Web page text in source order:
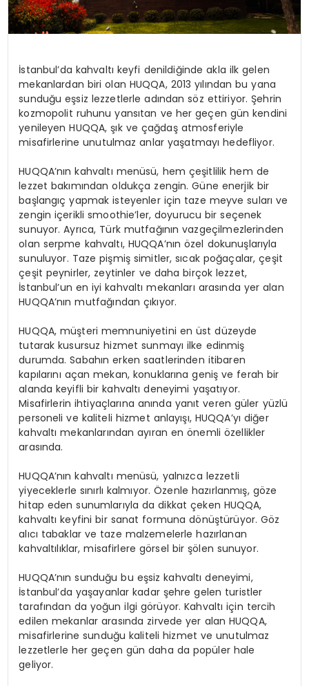
İstanbul’da kahvaltı keyfi denildiğinde akla ilk gelen
mekanlardan biri olan HUQQA, 2013 yılından bu yana
sunduğu eşsiz lezzetlerle adından söz ettiriyor. Şehrin
kozmopolit ruhunu yansıtan ve her geçen gün kendini
yenileyen HUQQA, şık ve çağdaş atmosferiyle
misafirlerine unutulmaz anlar yaşatmayı hedefliyor.
HUQQA’nın kahvaltı menüsü, hem çeşitlilik hem de
lezzet bakımından oldukça zengin. Güne enerjik bir
başlangıç yapmak isteyenler için taze meyve suları ve
zengin içerikli smoothie’ler, doyurucu bir seçenek
sunuyor. Ayrıca, Türk mutfağının vazgeçilmezlerinden
olan serpme kahvaltı, HUQQA’nın özel dokunuşlarıyla
sunuluyor. Taze pişmiş simitler, sıcak poğaçalar, çeşit
çeşit peynirler, zeytinler ve daha birçok lezzet,
İstanbul’un en iyi kahvaltı mekanları arasında yer alan
HUQQA’nın mutfağından çıkıyor.
HUQQA, müşteri memnuniyetini en üst düzeyde
tutarak kusursuz hizmet sunmayı ilke edinmiş
durumda. Sabahın erken saatlerinden itibaren
kapılarını açan mekan, konuklarına geniş ve ferah bir
alanda keyifli bir kahvaltı deneyimi yaşatıyor.
Misafirlerin ihtiyaçlarına anında yanıt veren güler yüzlü
personeli ve kaliteli hizmet anlayışı, HUQQA’yı diğer
kahvaltı mekanlarından ayıran en önemli özellikler
arasında.
HUQQA’nın kahvaltı menüsü, yalnızca lezzetli
yiyeceklerle sınırlı kalmıyor. Özenle hazırlanmış, göze
hitap eden sunumlarıyla da dikkat çeken HUQQA,
kahvaltı keyfini bir sanat formuna dönüştürüyor. Göz
alıcı tabaklar ve taze malzemelerle hazırlanan
kahvaltılıklar, misafirlere görsel bir şölen sunuyor.
HUQQA’nın sunduğu bu eşsiz kahvaltı deneyimi,
İstanbul’da yaşayanlar kadar şehre gelen turistler
tarafından da yoğun ilgi görüyor. Kahvaltı için tercih
edilen mekanlar arasında zirvede yer alan HUQQA,
misafirlerine sunduğu kaliteli hizmet ve unutulmaz
lezzetlerle her geçen gün daha da popüler hale
geliyor.